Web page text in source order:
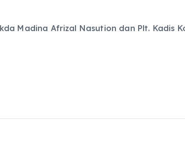
Madina Afrizal Nasution dan Plt. Kadis